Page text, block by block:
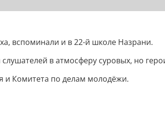
вспоминали и в 22-й школе Назрани.
в атмосферу суровых, но
и Комитета по делам молодёжи.